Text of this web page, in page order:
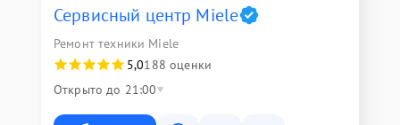
Сервисный центр Miele
Ремонт техники Miele
5,0188 оценки
Открыто до 21:00